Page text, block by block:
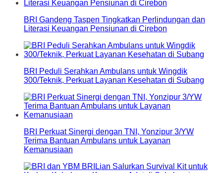
BRI Gandeng Taspen Tingkatkan Perlindungan dan
Literasi Keuangan Pensiunan di Cirebon
BRI Peduli Serahkan Ambulans untuk Wingdik
300/Teknik, Perkuat Layanan Kesehatan di Subang
BRI Perkuat Sinergi dengan TNI, Yonzipur 3/YW
Terima Bantuan Ambulans untuk Layanan
Kemanusiaan